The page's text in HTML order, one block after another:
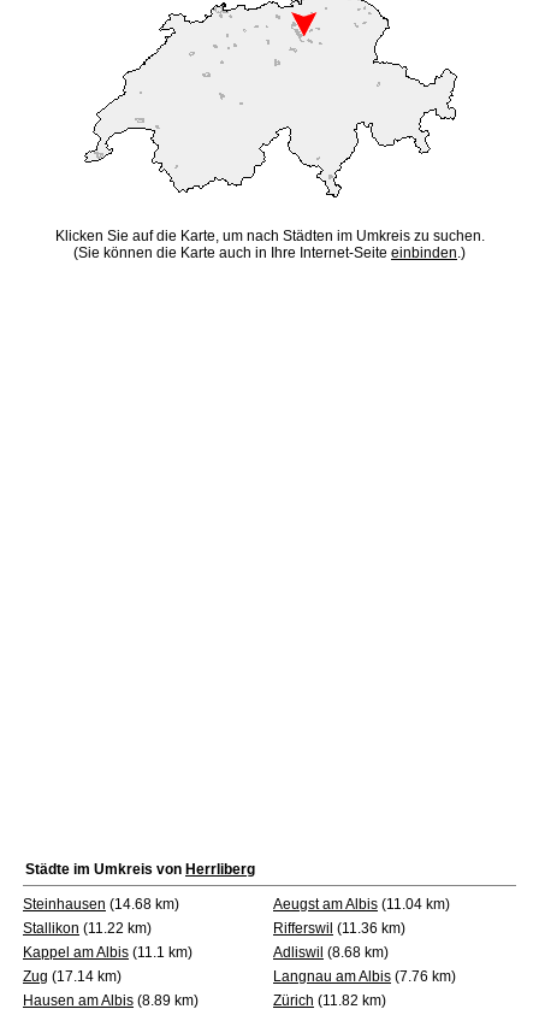
Klicken Sie auf die Karte, um nach Städten im Umkreis zu suchen.
(Sie können die Karte auch in Ihre Internet-Seite einbinden.)
Städte im Umkreis von Herrliberg
Steinhausen (14.68 km) Aeugst am Albis (11.04 km)
Stallikon (11.22 km) Rifferswil (11.36 km)
Kappel am Albis (11.1 km) Adliswil (8.68 km)
Zug (17.14 km) Langnau am Albis (7.76 km)
Hausen am Albis (8.89 km) Zürich (11.82 km)